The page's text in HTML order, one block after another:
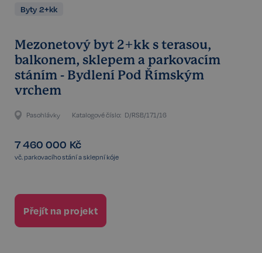
Byty 2+kk
Mezonetový byt 2+kk s terasou,
balkonem, sklepem a parkovacím
stáním - Bydlení Pod Římským
vrchem
Pasohlávky Katalogové číslo: D/RSB/171/16
7 460 000 Kč
vč. parkovacího stání a sklepní kóje
Přejít na projekt